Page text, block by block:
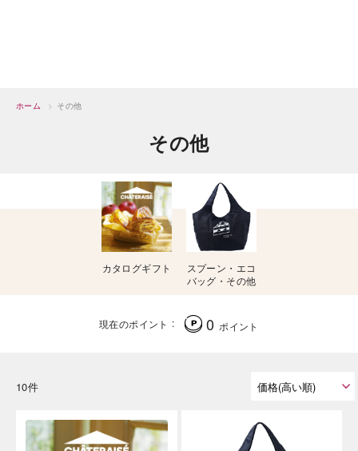
ホーム > その他
その他
カタログギフト
スプーン・エコ
バッグ・その他
現在のポイント 0 ポイント
10件